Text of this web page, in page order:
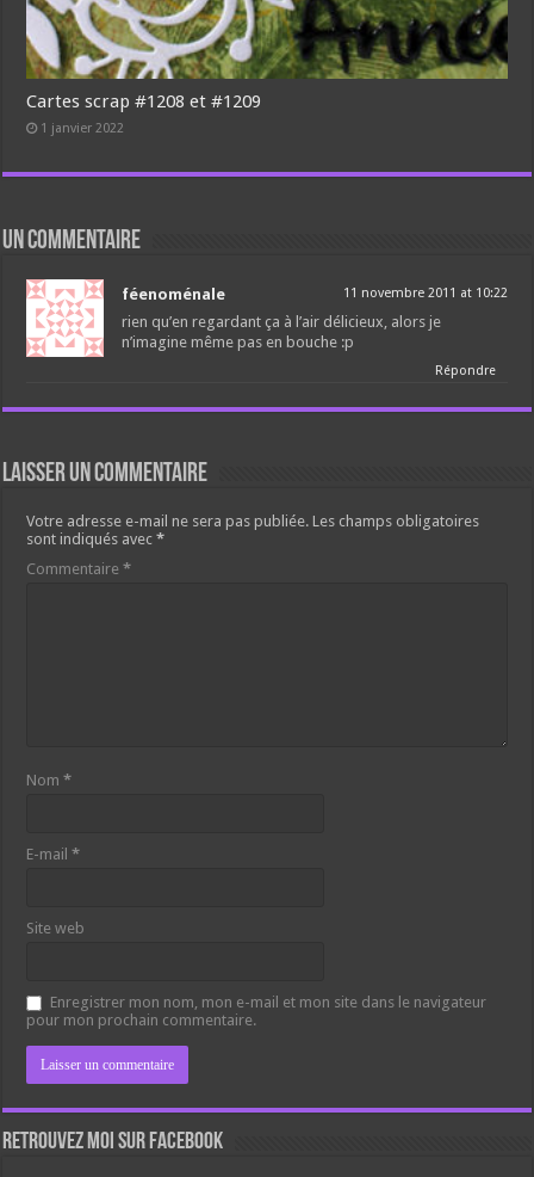
Cartes scrap #1208 et #1209
1 janvier 2022
un commentaire
féenoménale 11 novembre 2011 at 10:22
rien qu’en regardant ça à l’air délicieux, alors je
n’imagine même pas en bouche :p
Répondre
Laisser un commentaire
Votre adresse e-mail ne sera pas publiée. Les champs obligatoires
sont indiqués avec*
Commentaire*
Nom*
E-mail*
Site web
Enregistrer mon nom, mon e-mail et mon site dans le navigateur
pour mon prochain commentaire.
Retrouvez moi sur Facebook